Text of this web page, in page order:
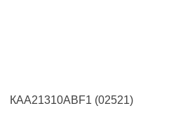
КАА21310ABF1 (02521)